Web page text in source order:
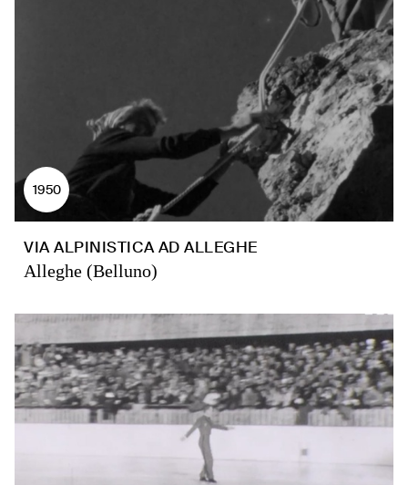
1950
VIA ALPINISTICA AD ALLEGHE
Alleghe (Belluno)